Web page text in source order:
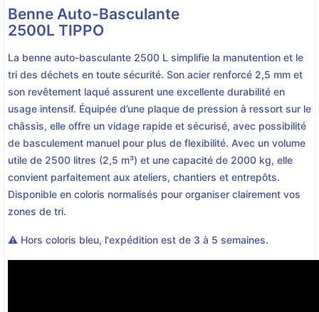
Benne Auto-Basculante
2500L TIPPO
La benne auto-basculante 2500 L simplifie la manutention et le
tri des déchets en toute sécurité. Son acier renforcé 2,5 mm et
son revêtement laqué assurent une excellente durabilité en
usage intensif. Équipée d’une plaque de pression à ressort sur le
châssis, elle offre un vidage rapide et sécurisé, avec possibilité
de basculement manuel pour plus de flexibilité. Avec un volume
utile de 2500 litres (2,5 m³) et une capacité de 2000 kg, elle
convient parfaitement aux ateliers, chantiers et entrepôts.
Disponible en coloris normalisés pour organiser clairement vos
zones de tri.
⚠️ Hors coloris bleu, l'expédition est de 3 à 5 semaines.